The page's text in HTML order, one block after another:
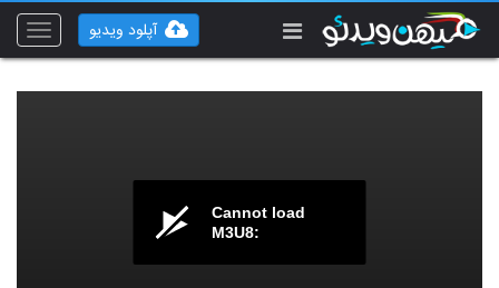
Toggle
آپلود ویدیو
Cannot load
M3U8: